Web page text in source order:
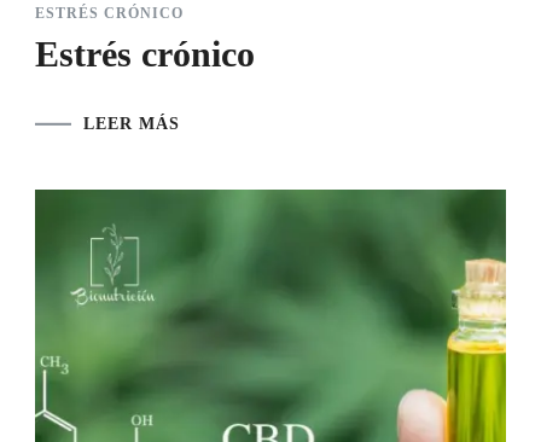
ESTRÉS CRÓNICO
Estrés crónico
LEER MÁS